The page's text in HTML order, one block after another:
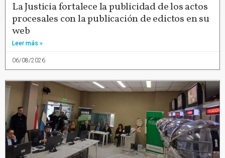
La Justicia fortalece la publicidad de los actos
procesales con la publicación de edictos en su
web
Leer más »
06/08/2026